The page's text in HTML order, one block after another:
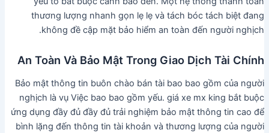
thương lượng nhanh gọn lẹ lẹ và tách bóc tách biệt đang
không đề cập mặt bảo hiểm an toàn đến người nghịch.
An Toàn Và Bảo Mật Trong Giao Dịch Tài Chính
Bảo mật thông tin buôn chào bán tài bao bao gồm của người
nghịch là vụ Việc bao bao gồm yếu. giá xe mx king bắt buộc
ứng dụng đầy đủ đầy đủ trải nghiệm bảo mật thông tin cao để
bình lặng đến thông tin tài khoản và thương lượng của người